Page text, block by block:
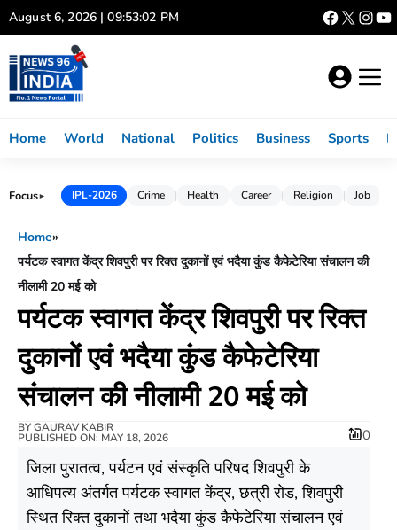
Skip
to
content
August 6, 2026 | 09:53:02 PM
Home World National Politics Business Sports
Focus► IPL-2026 Crime Health Career Religion Job
Home»
पर्यटक स्वागत केंद्र शिवपुरी पर रिक्त दुकानों एवं भदैया कुंड कैफेटेरिया संचालन की
नीलामी 20 मई को
पर्यटक स्वागत केंद्र शिवपुरी पर रिक्त
दुकानों एवं भदैया कुंड कैफेटेरिया
संचालन की नीलामी 20 मई को
BYGAURAV KABIR
PUBLISHED ON: MAY 18, 2026 0
जिला पुरातत्व, पर्यटन एवं संस्कृति परिषद शिवपुरी के
आधिपत्य अंतर्गत पर्यटक स्वागत केंद्र, छत्री रोड, शिवपुरी
स्थित रिक्त दुकानों तथा भदैया कुंड कैफेटेरिया संचालन एवं